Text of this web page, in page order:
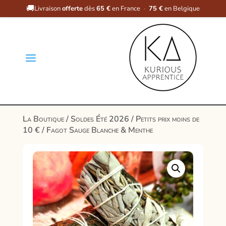
🚚Livraisonoffertedès65 €en France · 75 €en Belgique
a
La Boutique/ Soldes Été 2026/ Petits prix moins de
10 €/ Fagot Sauge Blanche & Menthe